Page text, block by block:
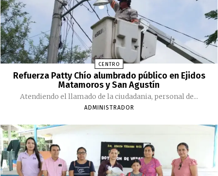
CENTRO
Refuerza Patty Chío alumbrado público en Ejidos
Matamoros y San Agustín
Atendiendo el llamado de la ciudadania, personal de...
ADMINISTRADOR